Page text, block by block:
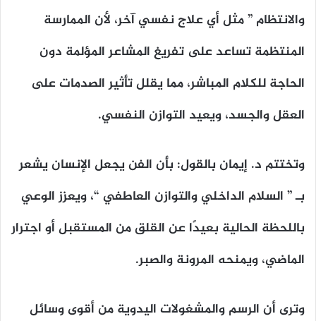
والانتظام ” مثل أي علاج نفسي آخر، لأن الممارسة
المنتظمة تساعد على تفريغ المشاعر المؤلمة دون
الحاجة للكلام المباشر، مما يقلل تأثير الصدمات على
العقل والجسد، ويعيد التوازن النفسي.
وتختتم د. إيمان بالقول: بأن الفن يجعل الإنسان يشعر
بـ ” السلام الداخلي والتوازن العاطفي “، ويعزز الوعي
باللحظة الحالية بعيدًا عن القلق من المستقبل أو اجترار
الماضي، ويمنحه المرونة والصبر.
وترى أن الرسم والمشغولات اليدوية من أقوى وسائل